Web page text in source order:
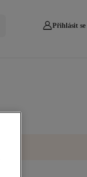
Přihlásit se